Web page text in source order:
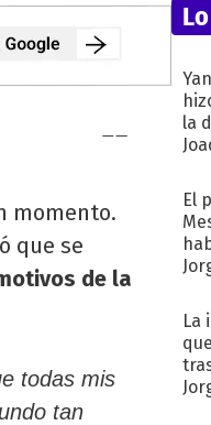
momento.
que se
de la
todas mis
tan
la
El
La